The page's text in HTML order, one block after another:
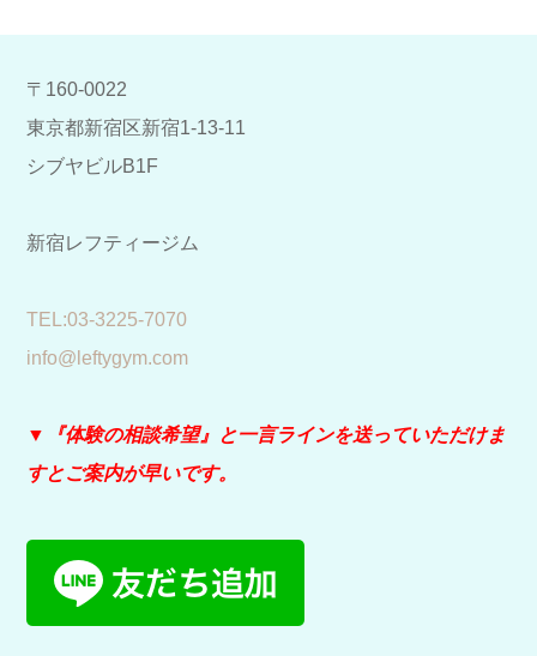
〒160-0022
東京都新宿区新宿1-13-11
シブヤビルB1F
新宿レフティージム
​TEL:03-3225-7070
info@leftygym.com
▼『体験の相談希望』と一言ラインを送っていただけま
すとご案内が早いです。